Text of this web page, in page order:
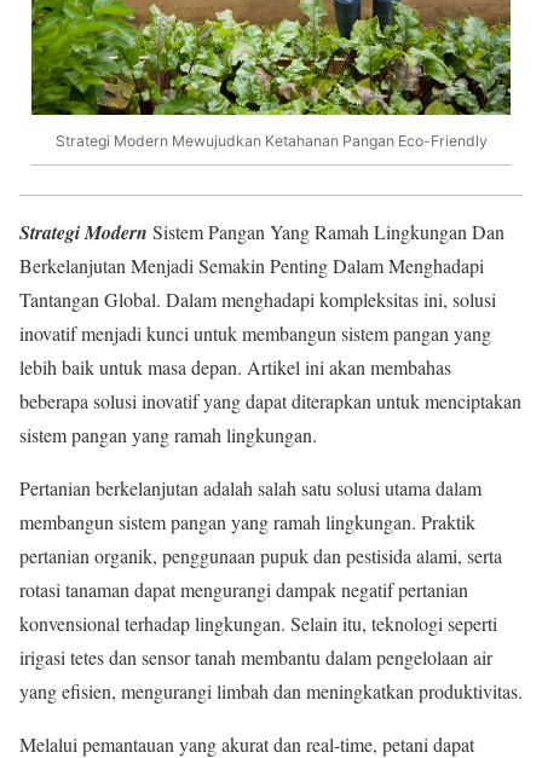
Strategi Modern Mewujudkan Ketahanan Pangan Eco-Friendly
Strategi Modern Sistem Pangan Yang Ramah Lingkungan Dan
Berkelanjutan Menjadi Semakin Penting Dalam Menghadapi
Tantangan Global. Dalam menghadapi kompleksitas ini, solusi
inovatif menjadi kunci untuk membangun sistem pangan yang
lebih baik untuk masa depan. Artikel ini akan membahas
beberapa solusi inovatif yang dapat diterapkan untuk menciptakan
sistem pangan yang ramah lingkungan.
Pertanian berkelanjutan adalah salah satu solusi utama dalam
membangun sistem pangan yang ramah lingkungan. Praktik
pertanian organik, penggunaan pupuk dan pestisida alami, serta
rotasi tanaman dapat mengurangi dampak negatif pertanian
konvensional terhadap lingkungan. Selain itu, teknologi seperti
irigasi tetes dan sensor tanah membantu dalam pengelolaan air
yang efisien, mengurangi limbah dan meningkatkan produktivitas.
Melalui pemantauan yang akurat dan real-time, petani dapat